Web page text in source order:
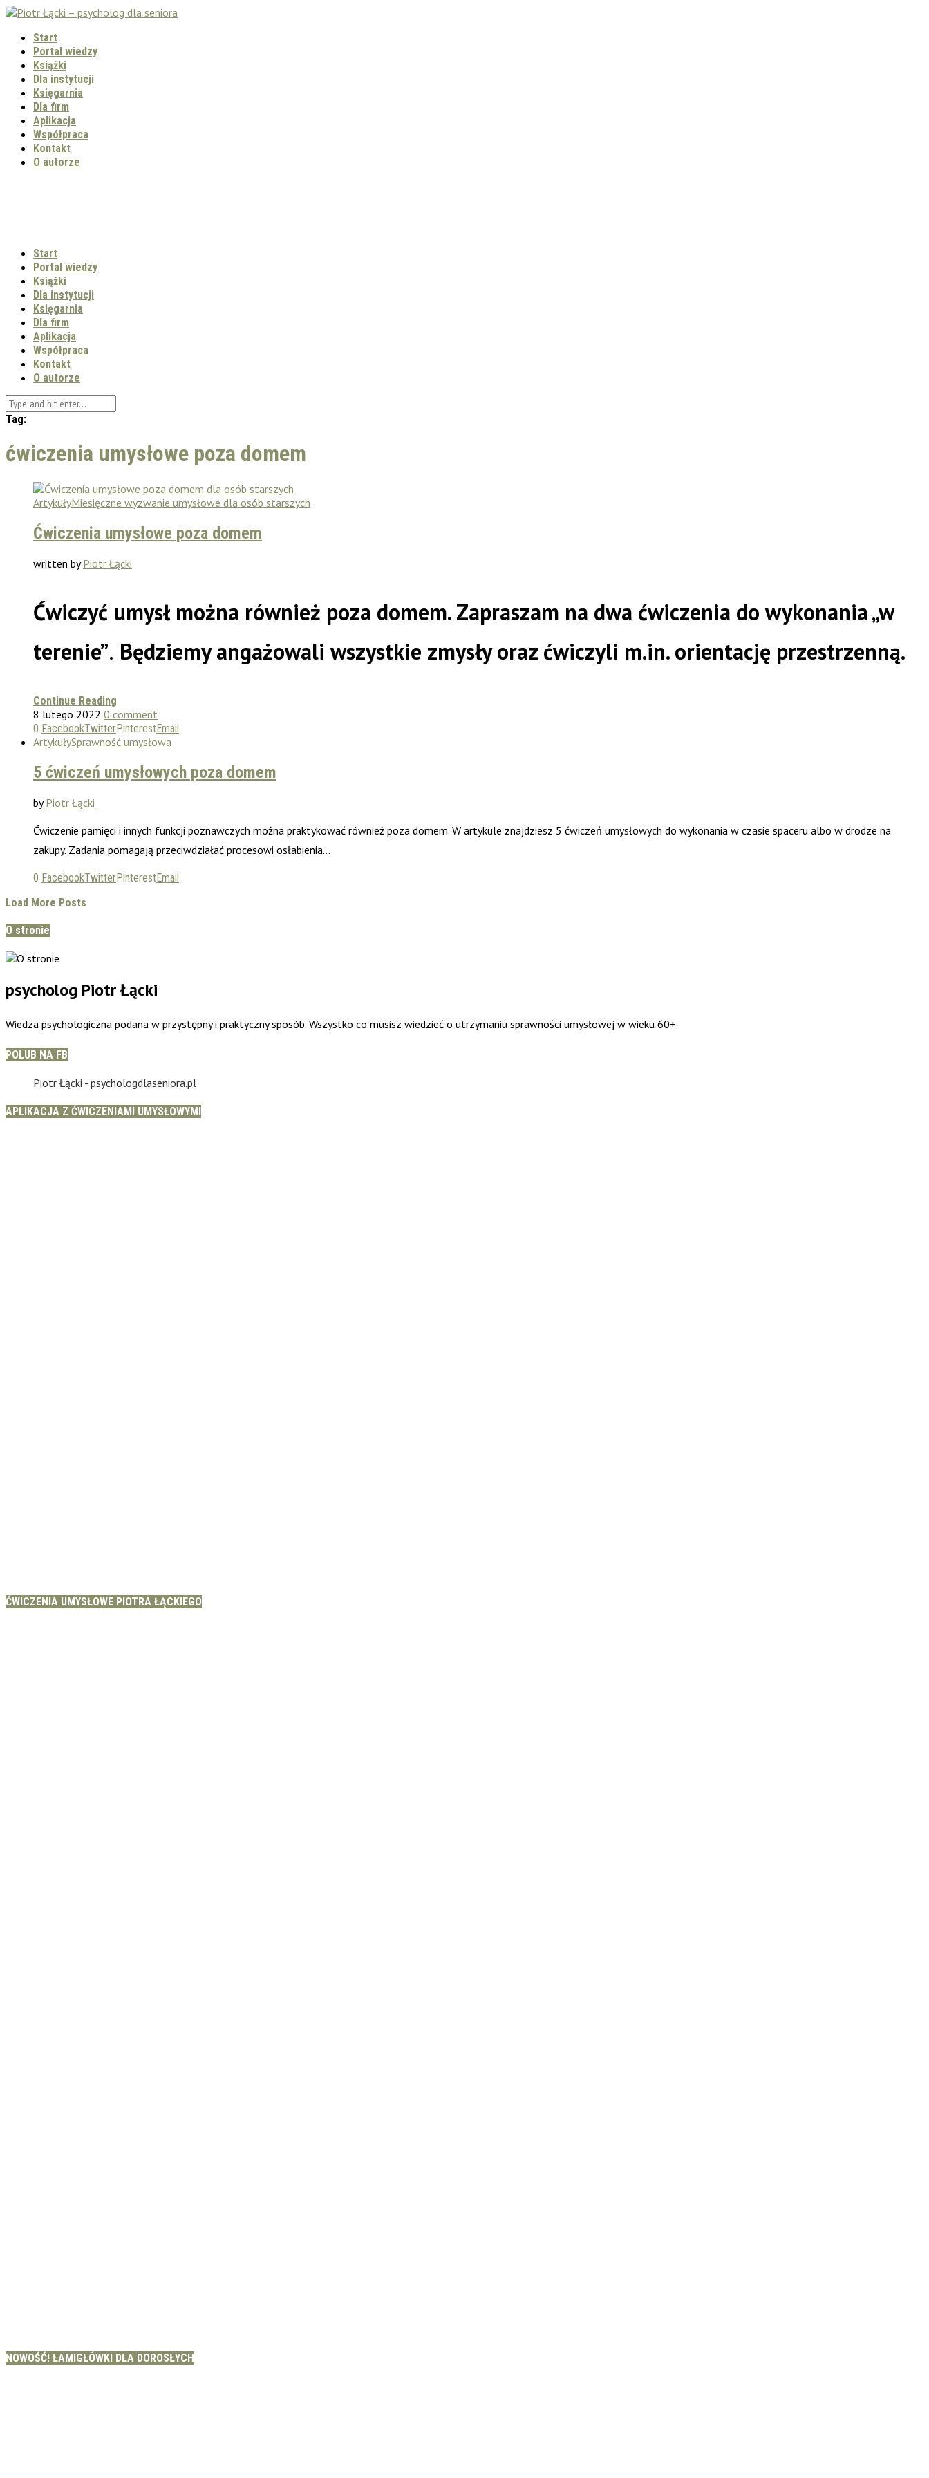
Start
Portal wiedzy
Książki
Dla instytucji
Księgarnia
Dla firm
Aplikacja
Współpraca
Kontakt
O autorze
Start
Portal wiedzy
Książki
Dla instytucji
Księgarnia
Dla firm
Aplikacja
Współpraca
Kontakt
O autorze
Tag:
ćwiczenia umysłowe poza domem
ArtykułyMiesięczne wyzwanie umysłowe dla osób starszych
Ćwiczenia umysłowe poza domem
written byPiotr Łącki
Ćwiczyć umysł można również poza domem. Zapraszam na dwa ćwiczenia do wykonania „w
terenie”. Będziemy angażowali wszystkie zmysły oraz ćwiczyli m.in. orientację przestrzenną.
Continue Reading
8 lutego 2022 0 comment
0 FacebookTwitterPinterestEmail
ArtykułySprawność umysłowa
5 ćwiczeń umysłowych poza domem
byPiotr Łącki
Ćwiczenie pamięci i innych funkcji poznawczych można praktykować również poza domem. W artykule znajdziesz 5 ćwiczeń umysłowych do wykonania w czasie spaceru albo w drodze na
zakupy. Zadania pomagają przeciwdziałać procesowi osłabienia…
0 FacebookTwitterPinterestEmail
Load More Posts
O stronie
psycholog Piotr Łącki
Wiedza psychologiczna podana w przystępny i praktyczny sposób. Wszystko co musisz wiedzieć o utrzymaniu sprawności umysłowej w wieku 60+.
POLUB NA FB
Piotr Łącki - psychologdlaseniora.pl
APLIKACJA Z ĆWICZENIAMI UMYSŁOWYMI
ĆWICZENIA UMYSŁOWE PIOTRA ŁĄCKIEGO
NOWOŚĆ! ŁAMIGŁÓWKI DLA DOROSŁYCH